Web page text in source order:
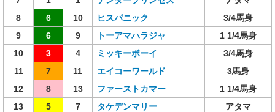
8
6 10 ヒスパニック
3/4馬身
9
6 9 トーアマハラジャ
1 1/4馬身
10
3 4 ミッキーボーイ
3/4馬身
11
7 11 エイコーワールド
3馬身
12
8 13 ファーストカマー
1 1/4馬身
13
5 7 タケデンマリー
アタマ